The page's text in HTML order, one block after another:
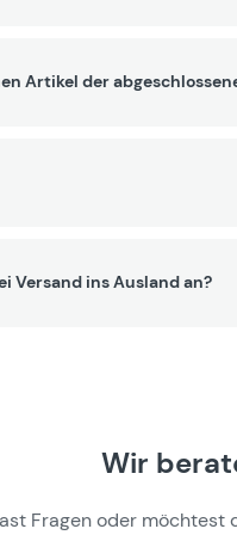
Artikel der
Versand ins Ausland an?
Wir
Fragen oder möchtest